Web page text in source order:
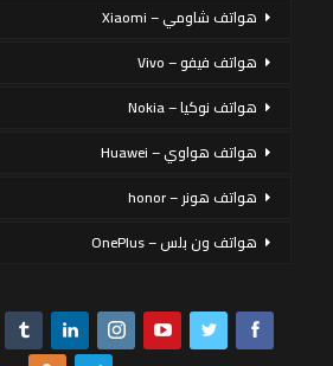
هواتف شاومي – Xiaomi
هواتف فيفو – Vivo
هواتف نوكيا – Nokia
هواتف هواوي – Huawei
هواتف هونر – honor
هواتف ون بلس – OnePlus